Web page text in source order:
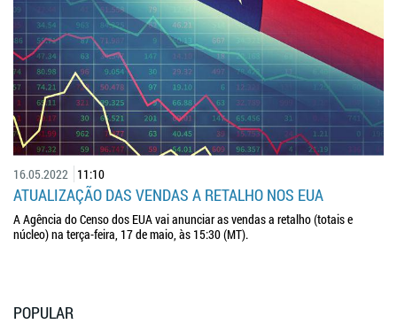
16.05.2022 11:10
ATUALIZAÇÃO DAS VENDAS A RETALHO NOS EUA
A Agência do Censo dos EUA vai anunciar as vendas a retalho (totais e
núcleo) na terça-feira, 17 de maio, às 15:30 (MT).
POPULAR